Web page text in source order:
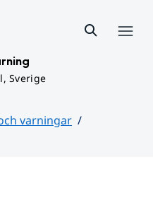
Sverige
varningar